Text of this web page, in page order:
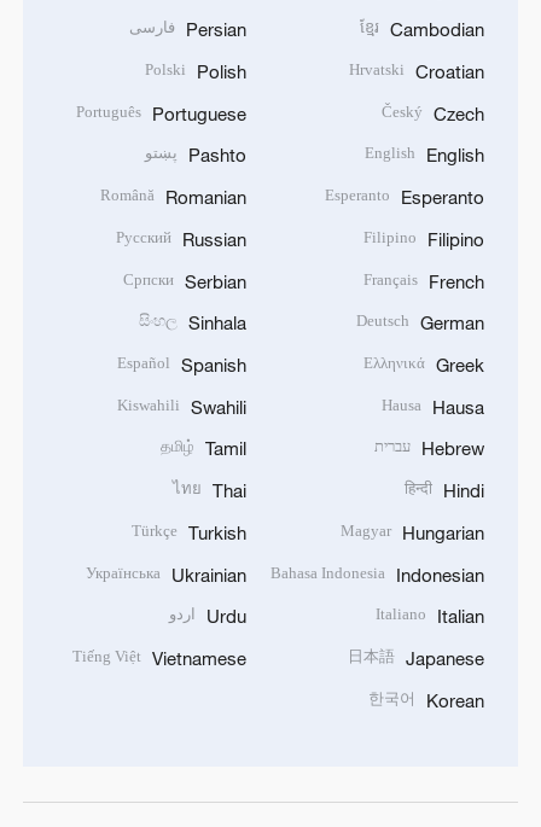
Cambodian
ខ្មែរ
Croatian
Hrvatski
Czech
Český
English
English
Esperanto
Esperanto
Filipino
Filipino
French
Français
German
Deutsch
Greek
Ελληνικά
Hausa
Hausa
Hebrew עברית
Hindi
हिन्दी
Hungarian
Magyar
Indonesian
Bahasa Indonesia
Italian
Italiano
Japanese
日本語
Korean
한국어
Persian فارسی
Polish
Polski
Portuguese
Português
Pashto پښتو
Romanian
Română
Russian
Русский
Serbian
Српски
Sinhala
සිංහල
Spanish
Español
Swahili
Kiswahili
Tamil
தமிழ்
Thai
ไทย
Turkish
Türkçe
Ukrainian
Українська
Urdu اردو
Vietnamese
Tiếng Việt